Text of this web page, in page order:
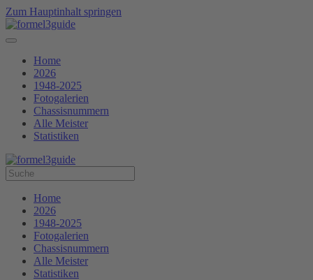
Zum Hauptinhalt springen
Home
2026
1948-2025
Fotogalerien
Chassisnummern
Alle Meister
Statistiken
Home
2026
1948-2025
Fotogalerien
Chassisnummern
Alle Meister
Statistiken